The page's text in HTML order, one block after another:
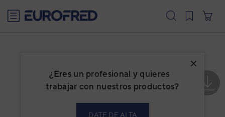
¿Eres un profesional y quieres
trabajar con nuestros productos?
DATE DE ALTA